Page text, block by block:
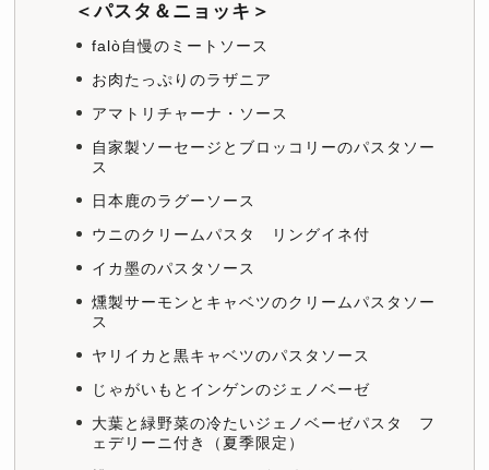
＜パスタ＆ニョッキ＞
falò自慢のミートソース
お肉たっぷりのラザニア
アマトリチャーナ・ソース
自家製ソーセージとブロッコリーのパスタソー
ス
日本鹿のラグーソース
ウニのクリームパスタ リングイネ付
イカ墨のパスタソース
燻製サーモンとキャベツのクリームパスタソー
ス
ヤリイカと黒キャベツのパスタソース
じゃがいもとインゲンのジェノベーゼ
大葉と緑野菜の冷たいジェノベーゼパスタ フ
ェデリーニ付き（夏季限定）